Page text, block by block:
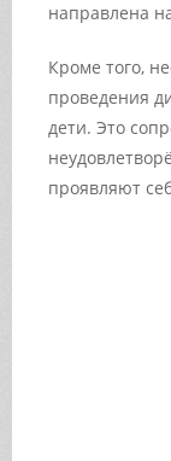
направлена
Кроме того,
проведения
дети. Это
проявляют